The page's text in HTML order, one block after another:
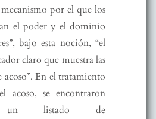
por el que los
el poder y el dominio
bajo esta noción, “el
claro que muestra las
acoso”. En el tratamiento
acoso, se encontraron
un listado de